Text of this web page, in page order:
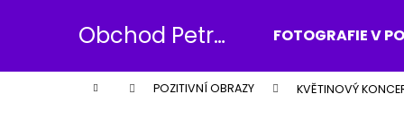
Obchod Petr FOTOGRAFIE V
Domů POZITIVNÍ OBRAZY KVĚTINOVÝ
í
Zpět
do
Zpět
do